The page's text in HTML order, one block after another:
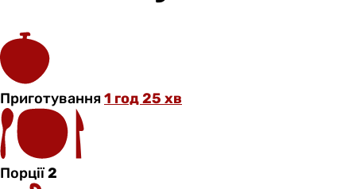
Приготування1 год 25 хв
Порції2